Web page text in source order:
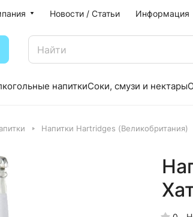
Новости / Статьи Информация
напиткиСоки, смузи и нектары
Напитки Hartridges (Великобритания)